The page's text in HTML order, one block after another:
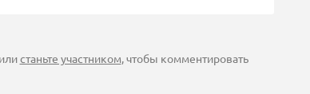
илистаньте участником, чтобы комментировать